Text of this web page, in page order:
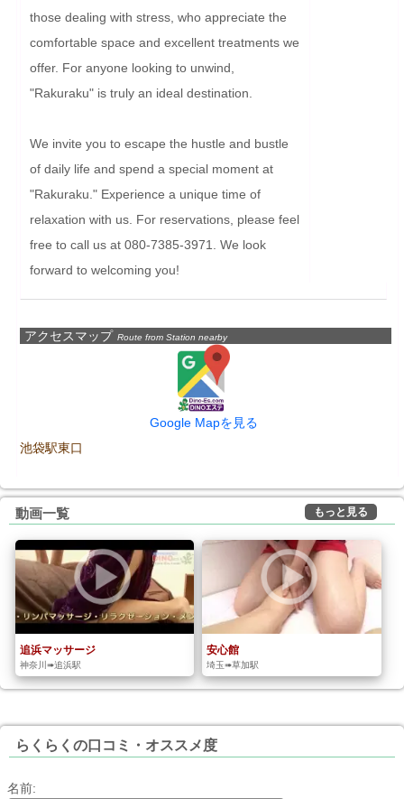
those dealing with stress, who appreciate the
comfortable space and excellent treatments we
offer. For anyone looking to unwind,
"Rakuraku" is truly an ideal destination.
We invite you to escape the hustle and bustle
of daily life and spend a special moment at
"Rakuraku." Experience a unique time of
relaxation with us. For reservations, please feel
free to call us at 080-7385-3971. We look
forward to welcoming you!
アクセスマップ Route from Station nearby
Google Mapを見る
池袋駅東口
動画一覧 もっと見る
追浜マッサージ
神奈川➠追浜駅
安心館
埼玉➠草加駅
らくらくの口コミ・オススメ度
名前: